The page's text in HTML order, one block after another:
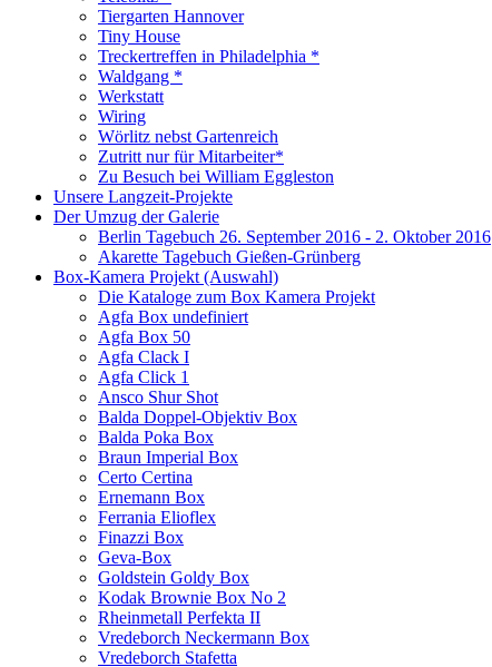
Tiergarten Hannover
Tiny House
Treckertreffen in Philadelphia *
Waldgang *
Werkstatt
Wiring
Wörlitz nebst Gartenreich
Zutritt nur für Mitarbeiter*
Zu Besuch bei William Eggleston
Unsere Langzeit-Projekte
Der Umzug der Galerie
Berlin Tagebuch 26. September 2016 - 2. Oktober 2016
Akarette Tagebuch Gießen-Grünberg
Box-Kamera Projekt (Auswahl)
Die Kataloge zum Box Kamera Projekt
Agfa Box undefiniert
Agfa Box 50
Agfa Clack I
Agfa Click 1
Ansco Shur Shot
Balda Doppel-Objektiv Box
Balda Poka Box
Braun Imperial Box
Certo Certina
Ernemann Box
Ferrania Elioflex
Finazzi Box
Geva-Box
Goldstein Goldy Box
Kodak Brownie Box No 2
Rheinmetall Perfekta II
Vredeborch Neckermann Box
Vredeborch Stafetta